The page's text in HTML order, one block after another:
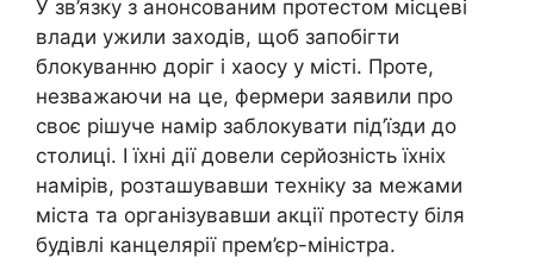
У зв’язку з анонсованим протестом місцеві
влади ужили заходів, щоб запобігти
блокуванню доріг і хаосу у місті. Проте,
незважаючи на це, фермери заявили про
своє рішуче намір заблокувати під’їзди до
столиці. І їхні дії довели серйозність їхніх
намірів, розташувавши техніку за межами
міста та організувавши акції протесту біля
будівлі канцелярії прем’єр-міністра.